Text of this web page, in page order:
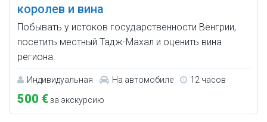
королев и вина
Побывать у истоков государственности Венгрии,
посетить местный Тадж-Махал и оценить вина
региона.
Индивидуальная На автомобиле 12 часов
500 €за экскурсию